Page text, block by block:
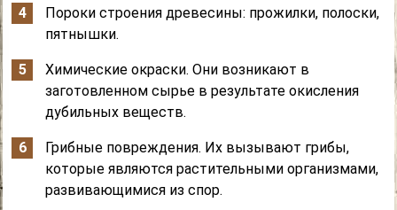
Пороки строения древесины: прожилки, полоски,
пятнышки.
Химические окраски. Они возникают в
заготовленном сырье в результате окисления
дубильных веществ.
Грибные повреждения. Их вызывают грибы,
которые являются растительными организмами,
развивающимися из спор.